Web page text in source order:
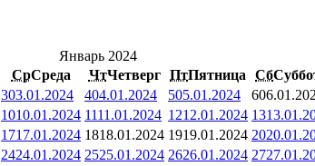
Январь 2024
СрСреда ЧтЧетверг ПтПятница Сб
303.01.2024 404.01.2024 505.01.2024 6
1010.01.2024 1111.01.2024 1212.01.2024 13
1717.01.2024 1818.01.2024 1919.01.2024 20
2424.01.2024 2525.01.2024 2626.01.2024 27